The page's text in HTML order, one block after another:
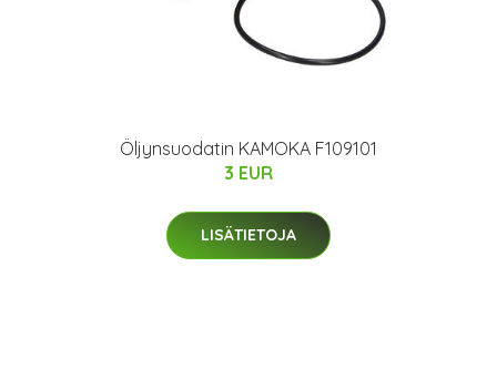
Öljynsuodatin KAMOKA F109101
3 EUR
LISÄTIETOJA